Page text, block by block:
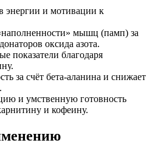
энергии и мотивации к
мышц (памп) за
оксида азота.
показатели благодаря
за счёт бета-аланина и снижает
и умственную готовность
и кофеину.